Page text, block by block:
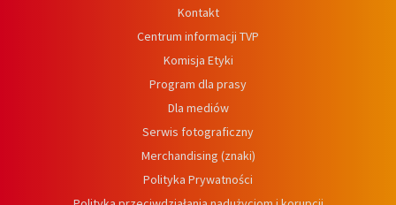
Kontakt
Centrum informacji TVP
Komisja Etyki
Program dla prasy
Dla mediów
Serwis fotograficzny
Merchandising (znaki)
Polityka Prywatności